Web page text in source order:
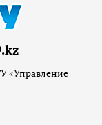
«Управление